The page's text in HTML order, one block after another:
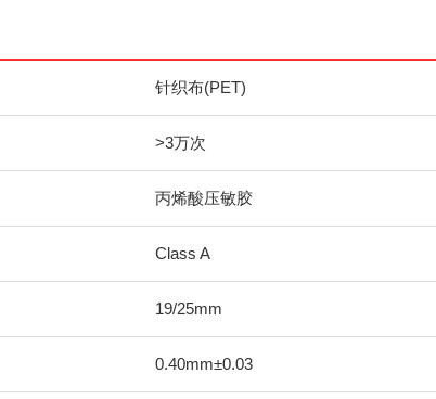
针织布(PET)
>3万次
丙烯酸压敏胶
Class A
19/25mm
0.40mm±0.03